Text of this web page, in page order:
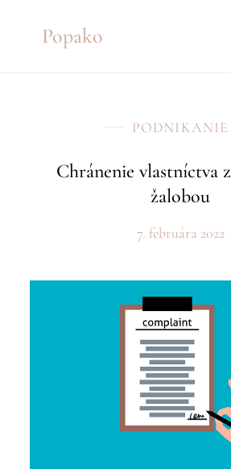
Popako
PODNIKANIE
Chránenie vlastníctva
žalobou
7. februára 2022